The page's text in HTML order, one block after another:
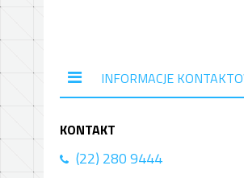
INFORMACJE
KONTAKT
(22) 280 9444